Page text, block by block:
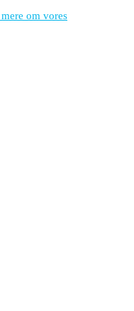
om vores